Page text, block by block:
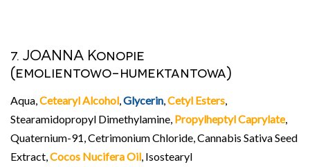
7. JOANNA Konopie
(emolientowo-humektantowa)
Aqua, Cetearyl Alcohol Glycerin Cetyl Esters
Stearamidopropyl Dimethylamine, Propylheptyl Caprylate
Quaternium-91, Cetrimonium Chloride, Cannabis Sativa Seed
Extract, Cocos Nucifera Oil , Isostearyl